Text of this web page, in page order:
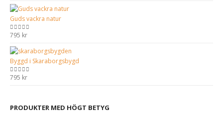
Guds vackra natur
0out of 5
795 kr
Byggd i Skaraborgsbygd
0out of 5
795 kr
PRODUKTER MED HÖGT BETYG